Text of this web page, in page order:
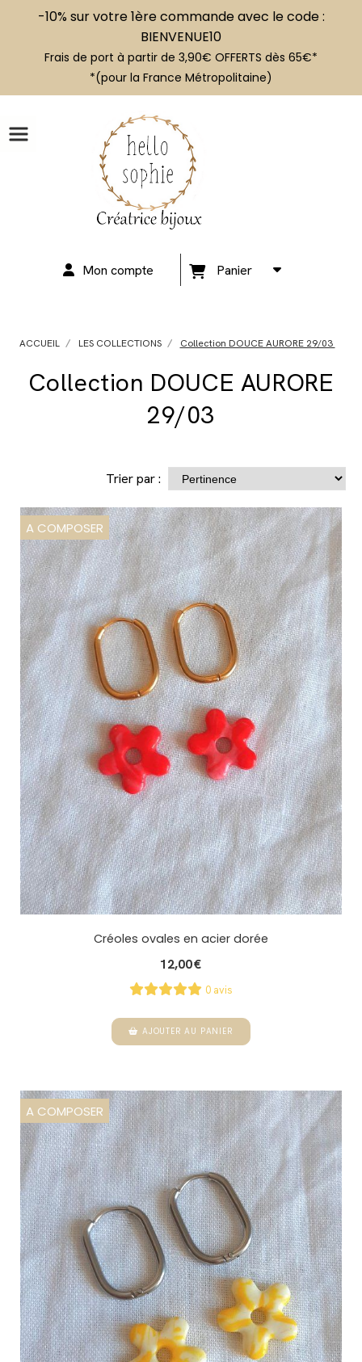
-10% sur votre 1ère commande avec le code :
BIENVENUE10
Frais de port à partir de 3,90€ OFFERTS dès 65€*
*(pour la France Métropolitaine)
Mon compte Panier
ACCUEIL LES COLLECTIONS Collection DOUCE AURORE 29/03
Collection DOUCE AURORE
29/03
Trier par :
A COMPOSER
Créoles ovales en acier dorée
12,00€
0 avis
AJOUTER AU PANIER
A COMPOSER